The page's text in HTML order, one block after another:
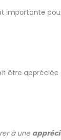
importante
être
à une